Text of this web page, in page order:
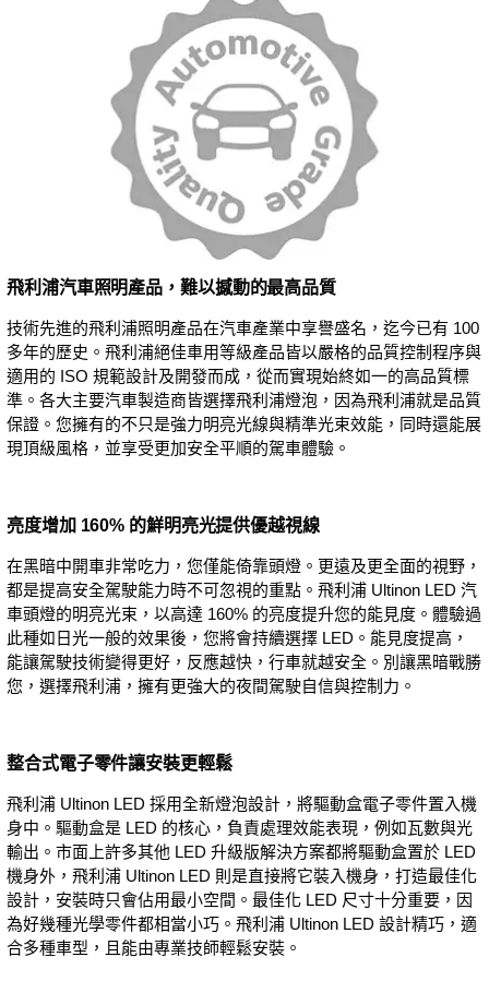
飛利浦汽車照明產品，難以撼動的最高品質
技術先進的飛利浦照明產品在汽車產業中享譽盛名，迄今已有 100
多年的歷史。飛利浦絕佳車用等級產品皆以嚴格的品質控制程序與
適用的 ISO 規範設計及開發而成，從而實現始終如一的高品質標
準。各大主要汽車製造商皆選擇飛利浦燈泡，因為飛利浦就是品質
保證。您擁有的不只是強力明亮光線與精準光束效能，同時還能展
現頂級風格，並享受更加安全平順的駕車體驗。
亮度增加 160% 的鮮明亮光提供優越視線
在黑暗中開車非常吃力，您僅能倚靠頭燈。更遠及更全面的視野，
都是提高安全駕駛能力時不可忽視的重點。飛利浦 Ultinon LED 汽
車頭燈的明亮光束，以高達 160% 的亮度提升您的能見度。體驗過
此種如日光一般的效果後，您將會持續選擇 LED。能見度提高，
能讓駕駛技術變得更好，反應越快，行車就越安全。別讓黑暗戰勝
您，選擇飛利浦，擁有更強大的夜間駕駛自信與控制力。
整合式電子零件讓安裝更輕鬆
飛利浦 Ultinon LED 採用全新燈泡設計，將驅動盒電子零件置入機
身中。驅動盒是 LED 的核心，負責處理效能表現，例如瓦數與光
輸出。市面上許多其他 LED 升級版解決方案都將驅動盒置於 LED
機身外，飛利浦 Ultinon LED 則是直接將它裝入機身，打造最佳化
設計，安裝時只會佔用最小空間。最佳化 LED 尺寸十分重要，因
為好幾種光學零件都相當小巧。飛利浦 Ultinon LED 設計精巧，適
合多種車型，且能由專業技師輕鬆安裝。